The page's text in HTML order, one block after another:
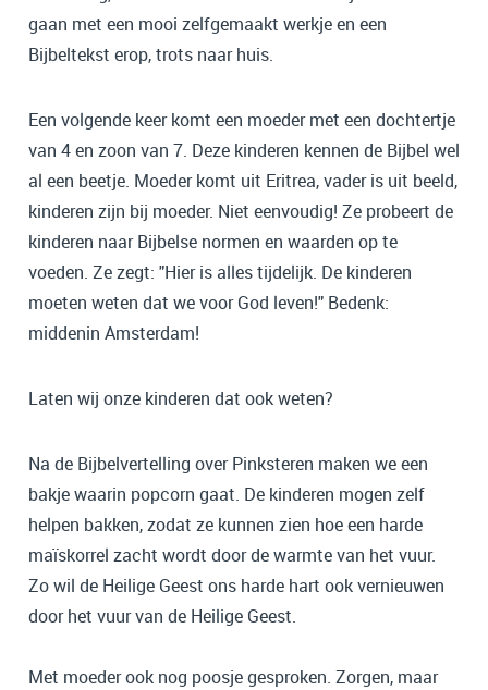
gaan met een mooi zelfgemaakt werkje en een
Bijbeltekst erop, trots naar huis.
Een volgende keer komt een moeder met een dochtertje
van 4 en zoon van 7. Deze kinderen kennen de Bijbel wel
al een beetje. Moeder komt uit Eritrea, vader is uit beeld,
kinderen zijn bij moeder. Niet eenvoudig! Ze probeert de
kinderen naar Bijbelse normen en waarden op te
voeden. Ze zegt: "Hier is alles tijdelijk. De kinderen
moeten weten dat we voor God leven!" Bedenk:
middenin Amsterdam!
Laten wij onze kinderen dat ook weten?
Na de Bijbelvertelling over Pinksteren maken we een
bakje waarin popcorn gaat. De kinderen mogen zelf
helpen bakken, zodat ze kunnen zien hoe een harde
maïskorrel zacht wordt door de warmte van het vuur.
Zo wil de Heilige Geest ons harde hart ook vernieuwen
door het vuur van de Heilige Geest.
Met moeder ook nog poosje gesproken. Zorgen, maar